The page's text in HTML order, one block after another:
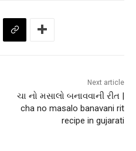
Next article
ચા નો મસાલો બનાવવાની રીત |
cha no masalo banavani rit
recipe in gujarati